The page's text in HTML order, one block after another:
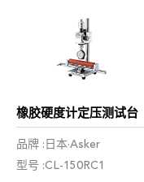
橡胶硬度计定压测试台
品牌 :日本·Asker
型号 :CL-150RC1